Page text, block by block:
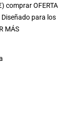
comprar OFERTA
para los
MÁS